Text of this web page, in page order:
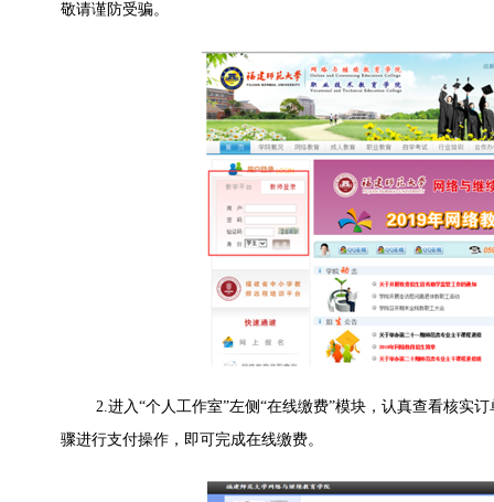
敬请谨防受骗。
2.进入“个人工作室”左侧“在线缴费”模块，认真查看核实订
骤进行支付操作，即可完成在线缴费。